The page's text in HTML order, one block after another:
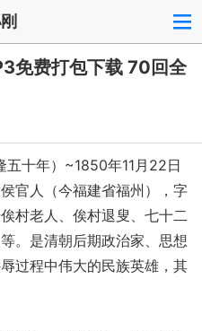
免费打包下载 70回全
十年）~1850年11月22日
官人（今福建省福州），字
村老人、俟村退叟、七十二
。是清朝后期政治家、思想
过程中伟大的民族英雄，其